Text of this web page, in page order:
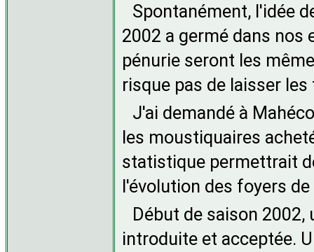
Spontanément, l'idée
2002 a germé dans
pénurie seront les
risque pas de laisser
J'ai demandé à
les moustiquaires
statistique permettrait
l'évolution des foyers
Début de saison 2002,
introduite et acceptée.